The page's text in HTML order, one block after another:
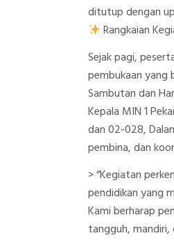
ditutup dengan
Rangkaian
Sejak pagi,
pembukaan yang
Sambutan dan
Kepala MIN 1
dan 02-028,
pembina, dan
> “Kegiatan
pendidikan yang
Kami berharap
tangguh, mandiri,